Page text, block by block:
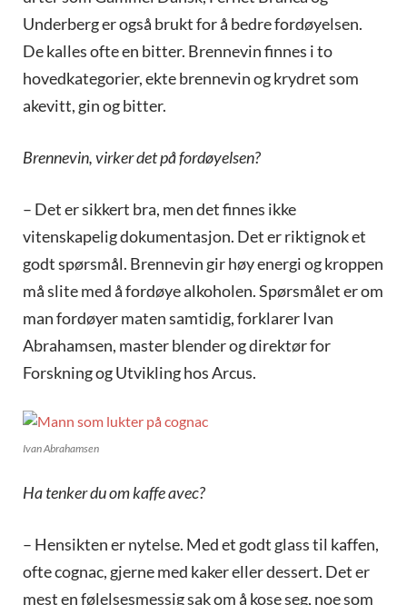
Underberg er også brukt for å bedre fordøyelsen.
De kalles ofte en bitter. Brennevin finnes i to
hovedkategorier, ekte brennevin og krydret som
akevitt, gin og bitter.
Brennevin, virker det på fordøyelsen?
– Det er sikkert bra, men det finnes ikke
vitenskapelig dokumentasjon. Det er riktignok et
godt spørsmål. Brennevin gir høy energi og kroppen
må slite med å fordøye alkoholen. Spørsmålet er om
man fordøyer maten samtidig, forklarer Ivan
Abrahamsen, master blender og direktør for
Forskning og Utvikling hos Arcus.
Ivan Abrahamsen
Ha tenker du om kaffe avec?
– Hensikten er nytelse. Med et godt glass til kaffen,
ofte cognac, gjerne med kaker eller dessert. Det er
mest en følelsesmessig sak om å kose seg, noe som